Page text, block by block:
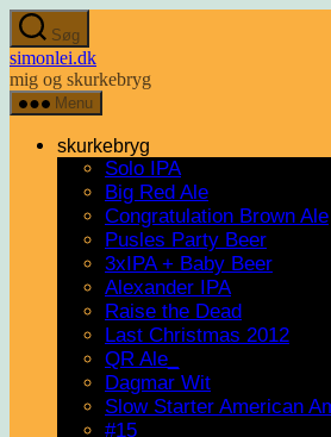
Spring
til
indholdet
Søg
simonlei.dk
mig og skurkebryg
Menu
skurkebryg
Solo IPA
Big Red Ale
Congratulation Brown Ale
Pusles Party Beer
3xIPA + Baby Beer
Alexander IPA
Raise the Dead
Last Christmas 2012
QR Ale_
Dagmar Wit
Slow Starter American
#15